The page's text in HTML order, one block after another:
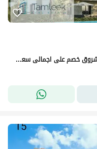
مفاجاة السنة الجديدة من كمبوند ايفى الشروق خصم على اجمالى سعر الوحدة